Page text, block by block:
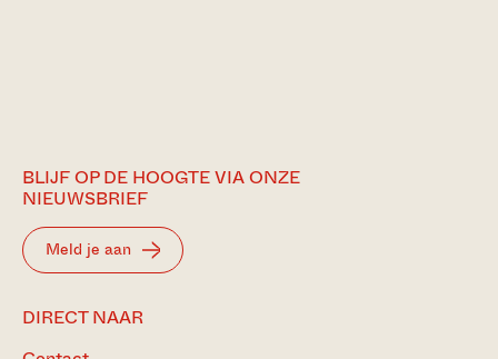
BLIJF OP DE HOOGTE VIA ONZE
NIEUWSBRIEF
Meld je aan
DIRECT NAAR